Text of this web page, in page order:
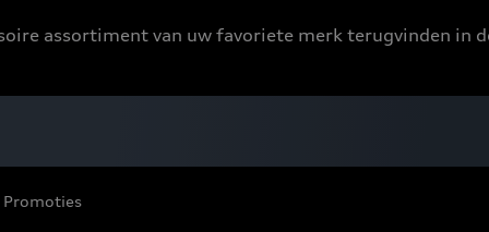
assortiment van uw favoriete merk terugvinden in
Promoties